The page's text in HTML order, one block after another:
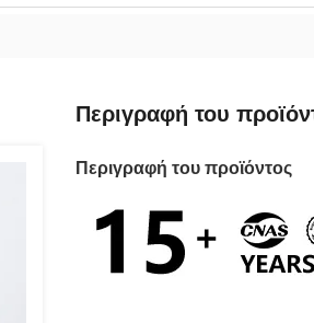
Περιγραφή του
Περιγραφή του προϊόντος